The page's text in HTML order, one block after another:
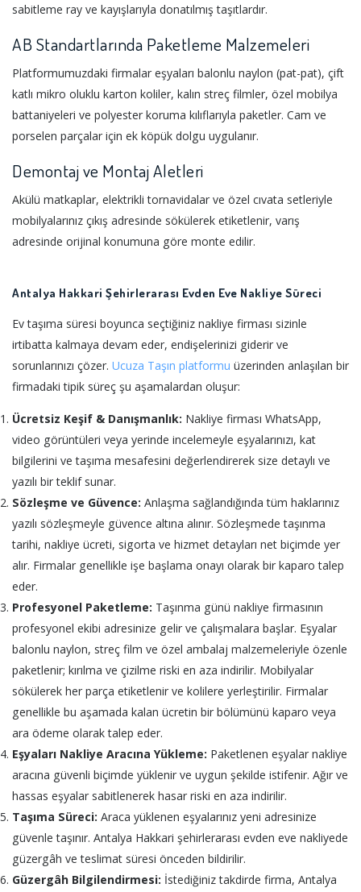
sabitleme ray ve kayışlarıyla donatılmış taşıtlardır.
AB Standartlarında Paketleme Malzemeleri
Platformumuzdaki firmalar eşyaları balonlu naylon (pat-pat), çift
katlı mikro oluklu karton koliler, kalın streç filmler, özel mobilya
battaniyeleri ve polyester koruma kılıflarıyla paketler. Cam ve
porselen parçalar için ek köpük dolgu uygulanır.
Demontaj ve Montaj Aletleri
Akülü matkaplar, elektrikli tornavidalar ve özel cıvata setleriyle
mobilyalarınız çıkış adresinde sökülerek etiketlenir, varış
adresinde orijinal konumuna göre monte edilir.
Antalya Hakkari Şehirlerarası Evden Eve Nakliye Süreci
Ev taşıma süresi boyunca seçtiğiniz nakliye firması sizinle
irtibatta kalmaya devam eder, endişelerinizi giderir ve
sorunlarınızı çözer. Ucuza Taşın platformu üzerinden anlaşılan bir
firmadaki tipik süreç şu aşamalardan oluşur:
Ücretsiz Keşif & Danışmanlık: Nakliye firması WhatsApp,
video görüntüleri veya yerinde incelemeyle eşyalarınızı, kat
bilgilerini ve taşıma mesafesini değerlendirerek size detaylı ve
yazılı bir teklif sunar.
Sözleşme ve Güvence: Anlaşma sağlandığında tüm haklarınız
yazılı sözleşmeyle güvence altına alınır. Sözleşmede taşınma
tarihi, nakliye ücreti, sigorta ve hizmet detayları net biçimde yer
alır. Firmalar genellikle işe başlama onayı olarak bir kaparo talep
eder.
Profesyonel Paketleme: Taşınma günü nakliye firmasının
profesyonel ekibi adresinize gelir ve çalışmalara başlar. Eşyalar
balonlu naylon, streç film ve özel ambalaj malzemeleriyle özenle
paketlenir; kırılma ve çizilme riski en aza indirilir. Mobilyalar
sökülerek her parça etiketlenir ve kolilere yerleştirilir. Firmalar
genellikle bu aşamada kalan ücretin bir bölümünü kaparo veya
ara ödeme olarak talep eder.
Eşyaları Nakliye Aracına Yükleme: Paketlenen eşyalar nakliye
aracına güvenli biçimde yüklenir ve uygun şekilde istifenir. Ağır ve
hassas eşyalar sabitlenerek hasar riski en aza indirilir.
Taşıma Süreci: Araca yüklenen eşyalarınız yeni adresinize
güvenle taşınır. Antalya Hakkari şehirlerarası evden eve nakliyede
güzergâh ve teslimat süresi önceden bildirilir.
Güzergâh Bilgilendirmesi: İstediğiniz takdirde firma, Antalya